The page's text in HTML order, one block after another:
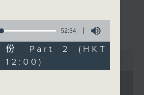
國加入中東戰事
- 足本 Full (HKT
52:34
份 Part 2 (HKT
12:00)